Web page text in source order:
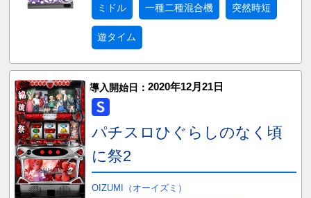
ミドル 一種二種混合機 突然時短
遊タイム
導入開始日： 2020年12月21日
パチスロひぐらしのなく頃
に祭2
OIZUMI（オーイズミ）